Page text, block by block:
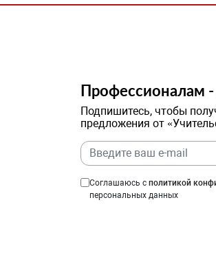
Профессионалам
Подпишитесь, чтобы
предложения от
Соглашаюсь с политикой
персональных данных